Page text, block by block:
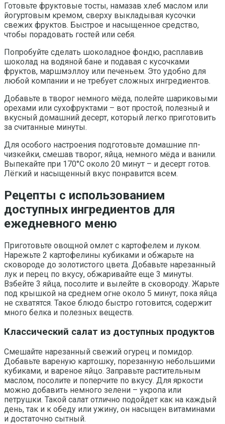
Готовьте фруктовые тосты, намазав хлеб маслом или
йогуртовым кремом, сверху выкладывая кусочки
свежих фруктов. Быстрое и насыщенное средство,
чтобы порадовать гостей или себя.
Попробуйте сделать шоколадное фондю, расплавив
шоколад на водяной бане и подавая с кусочками
фруктов, маршмэллоу или печеньем. Это удобно для
любой компании и не требует сложных ингредиентов.
Добавьте в творог немного мёда, полейте шариковыми
орехами или сухофруктами – вот простой, полезный и
вкусный домашний десерт, который легко приготовить
за считанные минуты.
Для особого настроения подготовьте домашние пп-
чизкейки, смешав творог, яйца, немного мёда и ванили.
Выпекайте при 170°С около 20 минут – и десерт готов.
Лёгкий и насыщенный вкус понравится всем.
Рецепты с использованием
доступных ингредиентов для
ежедневного меню
Приготовьте овощной омлет с картофелем и луком.
Нарежьте 2 картофелины кубиками и обжарьте на
сковороде до золотистого цвета. Добавьте нарезанный
лук и перец по вкусу, обжаривайте еще 3 минуты.
Взбейте 3 яйца, посолите и вылейте в сковороду. Жарьте
под крышкой на среднем огне около 5 минут, пока яйца
не схватятся. Такое блюдо быстро готовится, содержит
много белка и полезных веществ.
Классический салат из доступных продуктов
Смешайте нарезанный свежий огурец и помидор.
Добавьте вареную картошку, порезанную небольшими
кубиками, и вареное яйцо. Заправьте растительным
маслом, посолите и поперчите по вкусу. Для яркости
можно добавить немного зелени – укропа или
петрушки. Такой салат отлично подойдет как на каждый
день, так и к обеду или ужину, он насыщен витаминами
и достаточно сытный.